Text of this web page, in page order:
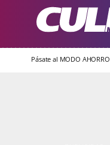
Pásate al MODO AHORRO